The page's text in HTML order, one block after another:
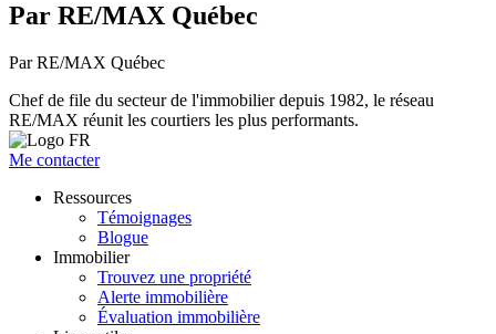
Par RE/MAX Québec
Par RE/MAX Québec
Chef de file du secteur de l'immobilier depuis 1982, le réseau
RE/MAX réunit les courtiers les plus performants.
Me contacter
Ressources
Témoignages
Blogue
Immobilier
Trouvez une propriété
Alerte immobilière
Évaluation immobilière